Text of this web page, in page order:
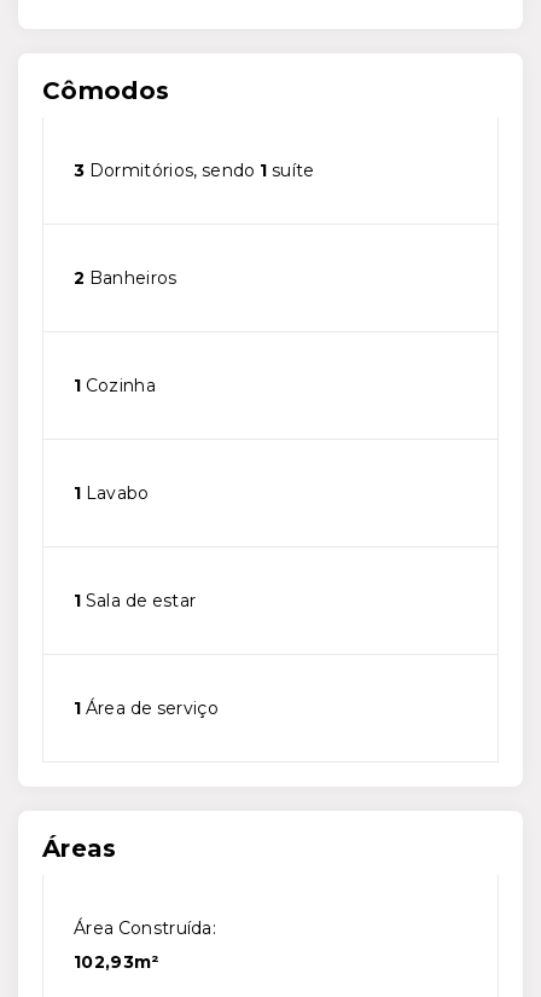
Cômodos
3 Dormitórios, sendo 1 suíte
2 Banheiros
1 Cozinha
1 Lavabo
1 Sala de estar
1 Área de serviço
Áreas
Área Construída:
102,93m²